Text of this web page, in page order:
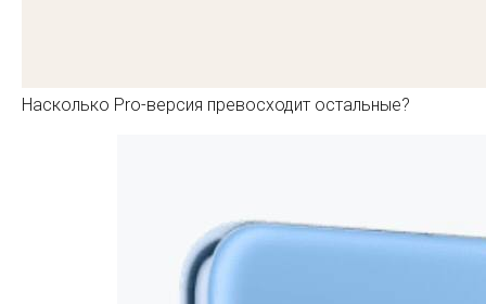
Насколько Pro-версия превосходит остальные?